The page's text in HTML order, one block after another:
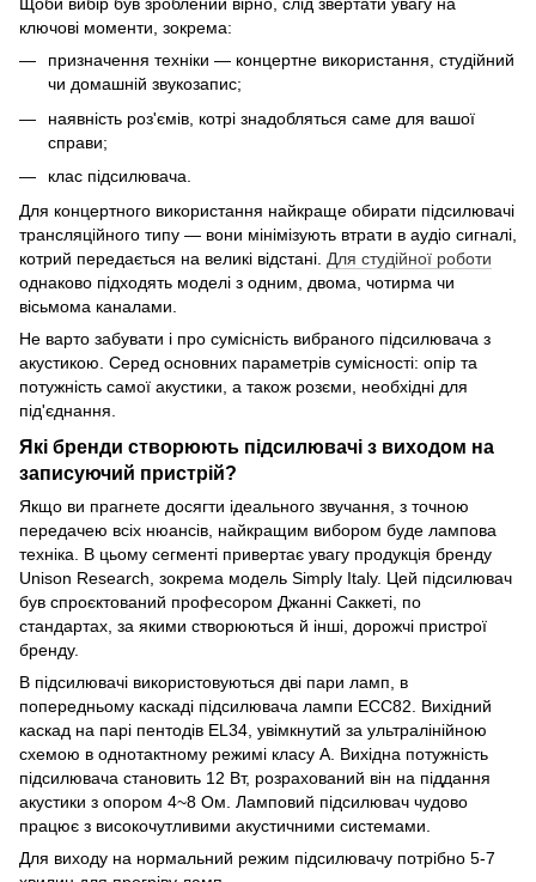
Щоби вибір був зроблений вірно, слід звертати увагу на
ключові моменти, зокрема:
призначення техніки — концертне використання, студійний
чи домашній звукозапис;
наявність роз'ємів, котрі знадобляться саме для вашої
справи;
клас підсилювача.
Для концертного використання найкраще обирати підсилювачі
трансляційного типу — вони мінімізують втрати в аудіо сигналі,
котрий передається на великі відстані. Для студійної роботи
однаково підходять моделі з одним, двома, чотирма чи
вісьмома каналами.
Не варто забувати і про сумісність вибраного підсилювача з
акустикою. Серед основних параметрів сумісності: опір та
потужність самої акустики, а також розєми, необхідні для
під'єднання.
Які бренди створюють підсилювачі з виходом на
записуючий пристрій?
Якщо ви прагнете досягти ідеального звучання, з точною
передачею всіх нюансів, найкращим вибором буде лампова
техніка. В цьому сегменті привертає увагу продукція бренду
Unison Research, зокрема модель Simply Italy. Цей підсилювач
був спроєктований професором Джанні Саккеті, по
стандартах, за якими створюються й інші, дорожчі пристрої
бренду.
В підсилювачі використовуються дві пари ламп, в
попередньому каскаді підсилювача лампи ECC82. Вихідний
каскад на парі пентодів EL34, увімкнутий за ультралінійною
схемою в однотактному режимі класу А. Вихідна потужність
підсилювача становить 12 Вт, розрахований він на піддання
акустики з опором 4~8 Oм. Ламповий підсилювач чудово
працює з високочутливими акустичними системами.
Для виходу на нормальний режим підсилювачу потрібно 5-7